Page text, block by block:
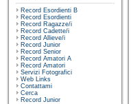
Record Esordienti B
Record Esordienti
Record Ragazze/i
Record Cadette/i
Record Allieve/i
Record Junior
Record Senior
Record Amatori A
Record Amatori
Servizi Fotografici
Web Links
Contattami
Cerca
Record Junior